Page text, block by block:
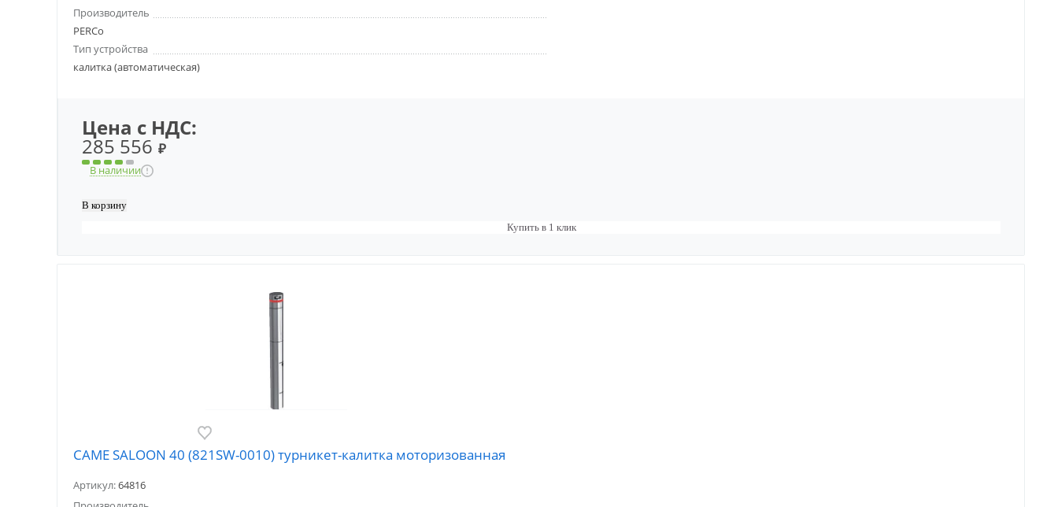
Производитель
PERCo
Тип устройства
калитка (автоматическая)
Цена с НДС:
285 556₽
В наличии
Купить в 1 клик
CAME SALOON 40 (821SW-0010) турникет-калитка моторизованная
Артикул:64816